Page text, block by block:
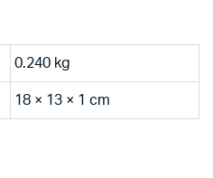
0.240 kg
18 × 13 × 1 cm